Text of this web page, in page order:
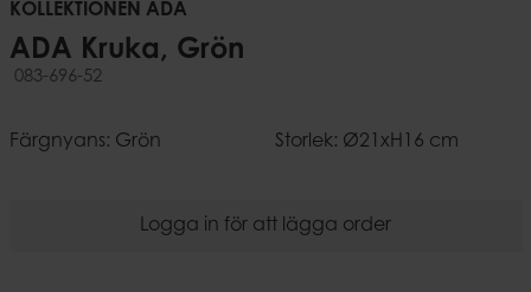
KOLLEKTIONEN ADA
ADA Kruka, Grön
083-696-52
Färgnyans: Grön Storlek: Ø21xH16 cm
Logga in för att lägga order